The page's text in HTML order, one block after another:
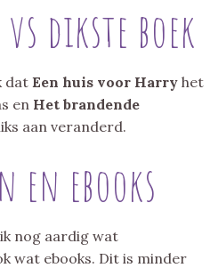
dikste boek
dat Een huis voor Harry het
en Het brandende
aan veranderd.
en ebooks
nog aardig wat
wat ebooks. Dit is minder